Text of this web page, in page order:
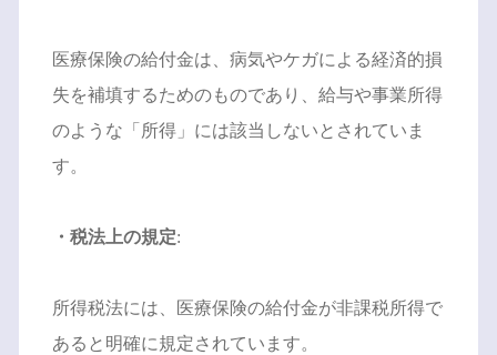
医療保険の給付金は、病気やケガによる経済的損
失を補填するためのものであり、給与や事業所得
のような「所得」には該当しないとされていま
す。
・税法上の規定:
所得税法には、医療保険の給付金が非課税所得で
あると明確に規定されています。